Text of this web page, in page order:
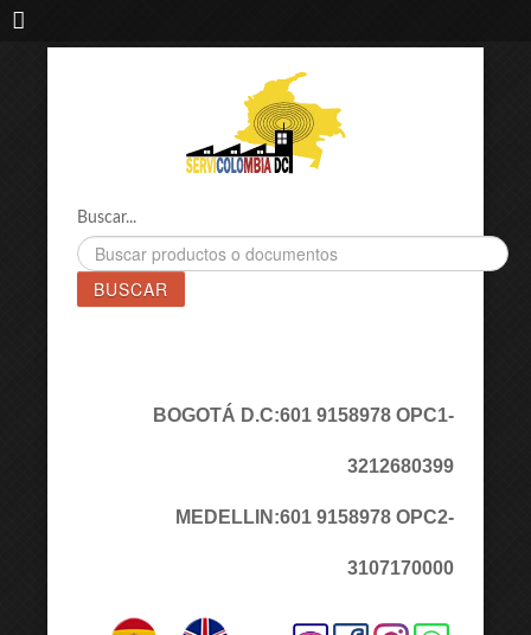
IMPORTADORA DE MAQUINAS LÁSER SERVICOLOMBIA DC
Buscar...
BUSCAR
BOGOTÁ D.C:601 9158978 OPC1-
3212680399
MEDELLIN:601 9158978 OPC2-
3107170000